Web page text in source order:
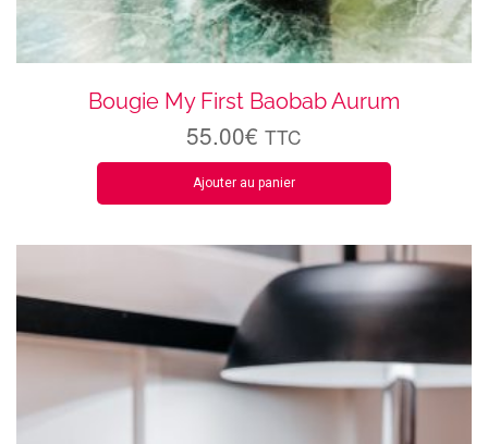
Bougie My First Baobab Aurum
55.00€ TTC
Ajouter au panier